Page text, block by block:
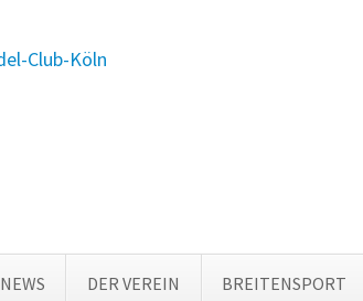
NEWS DER VEREIN BREITENSPORT